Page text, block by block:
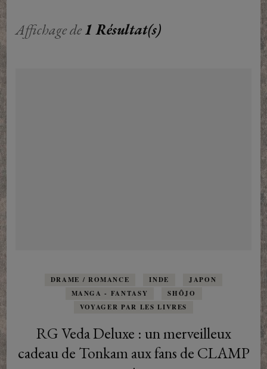
Affichage de1 Résultat(s)
DRAME / ROMANCE INDE
JAPON
MANGA - FANTASY
SHÔJO
VOYAGER PAR LES LIVRES
RG Veda Deluxe : un merveilleux
cadeau de Tonkam aux fans de CLAMP